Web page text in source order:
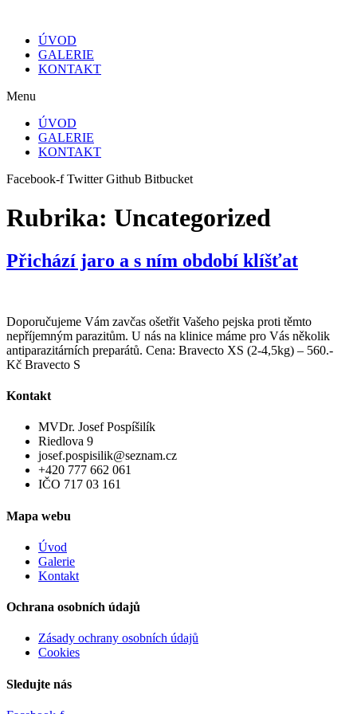
ÚVOD
GALERIE
KONTAKT
Menu
ÚVOD
GALERIE
KONTAKT
Facebook-f Twitter Github Bitbucket
Rubrika: Uncategorized
Přichází jaro a s ním období klíšťat
Doporučujeme Vám zavčas ošetřit Vašeho pejska proti těmto
nepříjemným parazitům. U nás na klinice máme pro Vás několik
antiparazitárních preparátů. Cena: Bravecto XS (2-4,5kg) – 560.-
Kč Bravecto S
Kontakt
MVDr. Josef Pospíšilík
Riedlova 9
josef.pospisilik@seznam.cz
+420 777 662 061
IČO 717 03 161
Mapa webu
Úvod
Galerie
Kontakt
Ochrana osobních údajů
Zásady ochrany osobních údajů
Cookies
Sledujte nás